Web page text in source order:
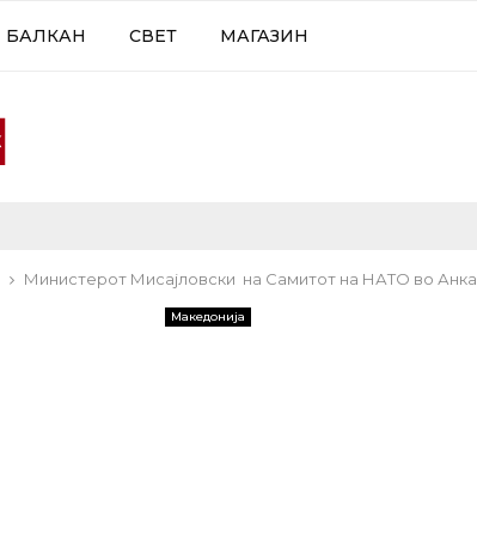
БАЛКАН СВЕТ МАГАЗИН
Министерот Мисајловски на Самитот на НАТО во
Македонија